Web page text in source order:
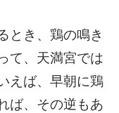
とき、鶏の鳴き
て、天満宮では
えば、早朝に鶏
ば、その逆もあ